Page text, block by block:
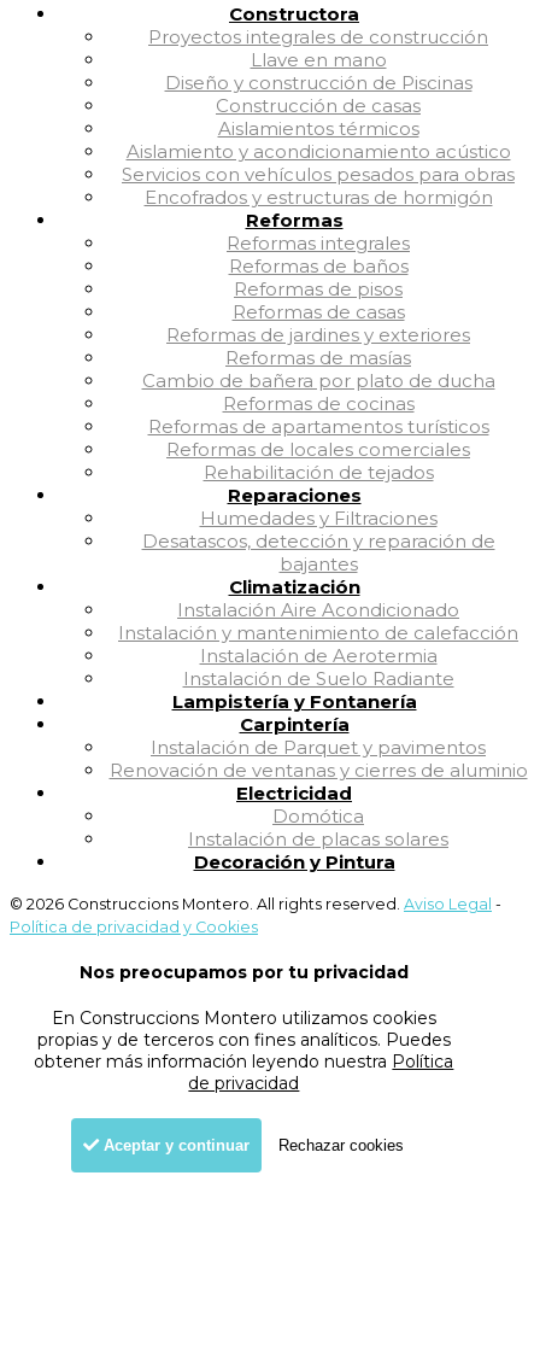
Constructora
Proyectos integrales de construcción
Llave en mano
Diseño y construcción de Piscinas
Construcción de casas
Aislamientos térmicos
Aislamiento y acondicionamiento acústico
Servicios con vehículos pesados para obras
Encofrados y estructuras de hormigón
Reformas
Reformas integrales
Reformas de baños
Reformas de pisos
Reformas de casas
Reformas de jardines y exteriores
Reformas de masías
Cambio de bañera por plato de ducha
Reformas de cocinas
Reformas de apartamentos turísticos
Reformas de locales comerciales
Rehabilitación de tejados
Reparaciones
Humedades y Filtraciones
Desatascos, detección y reparación de
bajantes
Climatización
Instalación Aire Acondicionado
Instalación y mantenimiento de calefacción
Instalación de Aerotermia
Instalación de Suelo Radiante
Lampistería y Fontanería
Carpintería
Instalación de Parquet y pavimentos
Renovación de ventanas y cierres de aluminio
Electricidad
Domótica
Instalación de placas solares
Decoración y Pintura
© 2026 Construccions Montero. All rights reserved. Aviso Legal -
Política de privacidad y Cookies
Nos preocupamos por tu privacidad
En Construccions Montero utilizamos cookies
propias y de terceros con fines analíticos. Puedes
obtener más información leyendo nuestra Política
de privacidad
Aceptar y continuar Rechazar cookies